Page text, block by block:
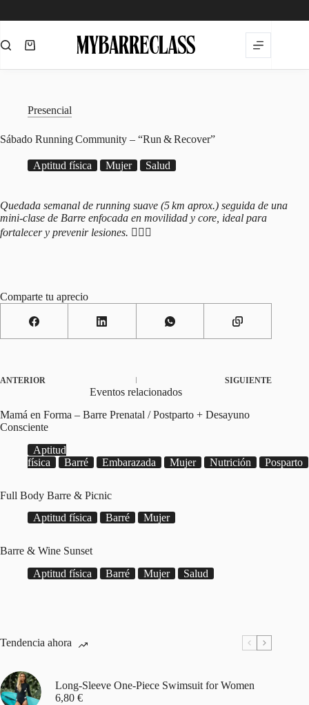
Carro
Presencial
Sábado Running Community – “Run & Recover”
Aptitud física Mujer Salud
Quedada semanal de running suave (5 km aprox.) seguida de una
mini‑clase de Barre enfocada en movilidad y core, ideal para
fortalecer y prevenir lesiones. 🏃‍♀️✨
Comparte tu aprecio
ANTERIOR SIGUIENTE
Eventos relacionados
Mamá en Forma – Barre Prenatal / Postparto + Desayuno
Consciente
Aptitud
física
Barré Embarazada Mujer Nutrición Posparto
Full Body Barre & Picnic
Aptitud física
Barré Mujer
Barre & Wine Sunset
Aptitud física
Barré Mujer Salud
Tendencia ahora
Long-Sleeve One-Piece Swimsuit for Women
6,80 €